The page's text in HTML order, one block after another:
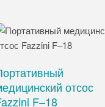
отсос
F–18